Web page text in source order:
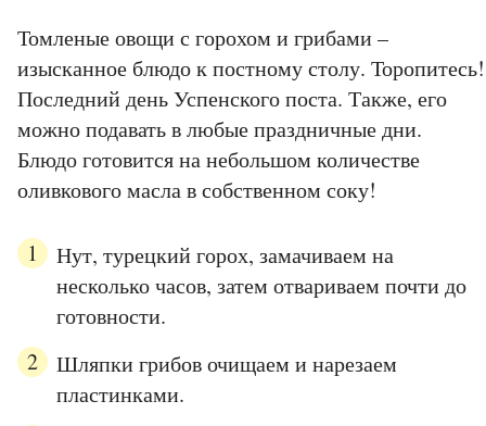
Томленые овощи с горохом и грибами –
изысканное блюдо к постному столу. Торопитесь!
Последний день Успенского поста. Также, его
можно подавать в любые праздничные дни.
Блюдо готовится на небольшом количестве
оливкового масла в собственном соку!
Нут, турецкий горох, замачиваем на
несколько часов, затем отвариваем почти до
готовности.
Шляпки грибов очищаем и нарезаем
пластинками.